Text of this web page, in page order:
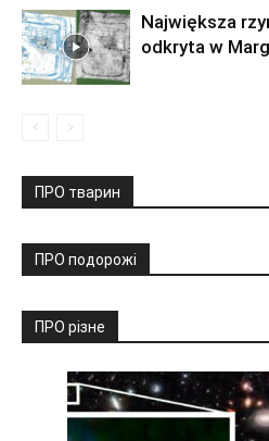
Największa
odkryta w
ПРО тварин
ПРО подорожі
ПРО різне